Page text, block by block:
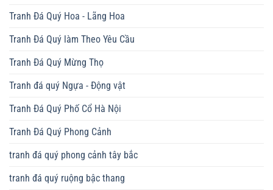
Tranh Đá Quý Hoa - Lãng Hoa
Tranh Đá Quý làm Theo Yêu Cầu
Tranh Đá Quý Mừng Thọ
Tranh đá quý Ngựa - Động vật
Tranh Đá Quý Phố Cổ Hà Nội
Tranh Đá Quý Phong Cảnh
tranh đá quý phong cảnh tây bắc
tranh đá quý ruộng bậc thang